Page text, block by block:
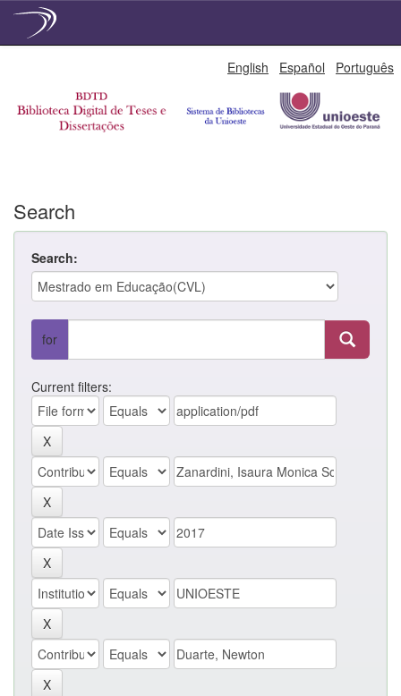
English Español Português
Search
Search:
for
Current filters: